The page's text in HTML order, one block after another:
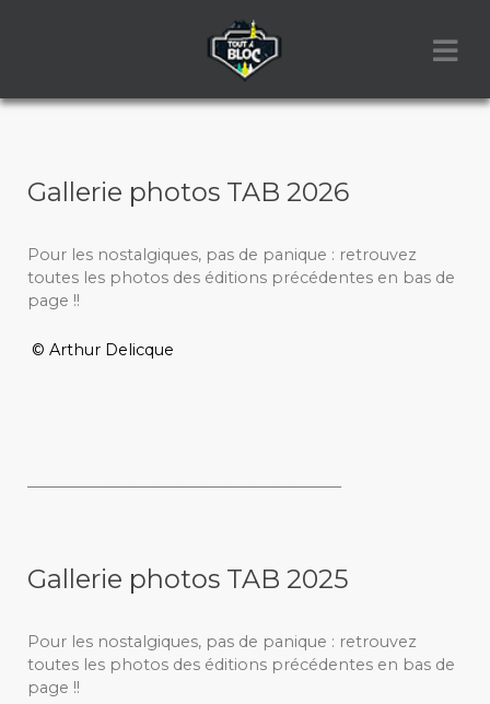
Gallerie photos TAB 2026
Pour les nostalgiques, pas de panique : retrouvez
toutes les photos des éditions précédentes en bas de
page !!
© Arthur Delicque
Gallerie photos TAB 2025
Pour les nostalgiques, pas de panique : retrouvez
toutes les photos des éditions précédentes en bas de
page !!